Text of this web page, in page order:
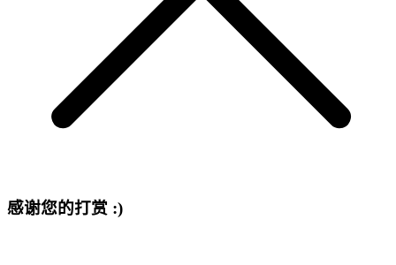
感谢您的打赏 :)